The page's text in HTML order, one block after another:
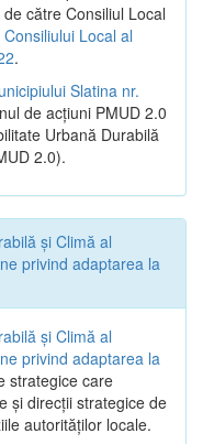
către Consiliul Local
Local al
.
Slatina nr.
de acțiuni PMUD 2.0
Urbană Durabilă
2.0).
şi Climă al
privind adaptarea la
şi Climă al
privind adaptarea la
strategice care
şi direcţii strategice de
autorităţilor locale.